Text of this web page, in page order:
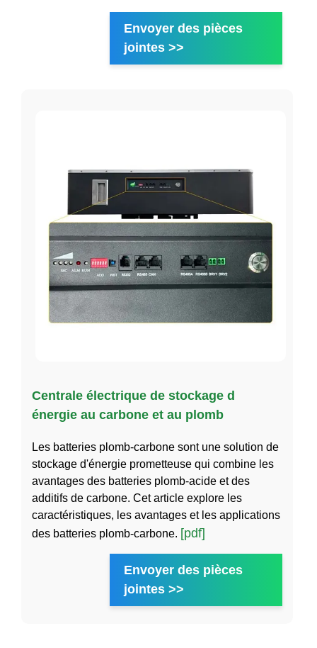
Envoyer des pièces
jointes >>
Centrale électrique de stockage d
énergie au carbone et au plomb
Les batteries plomb-carbone sont une solution de
stockage d'énergie prometteuse qui combine les
avantages des batteries plomb-acide et des
additifs de carbone. Cet article explore les
caractéristiques, les avantages et les applications
des batteries plomb-carbone. [pdf]
Envoyer des pièces
jointes >>